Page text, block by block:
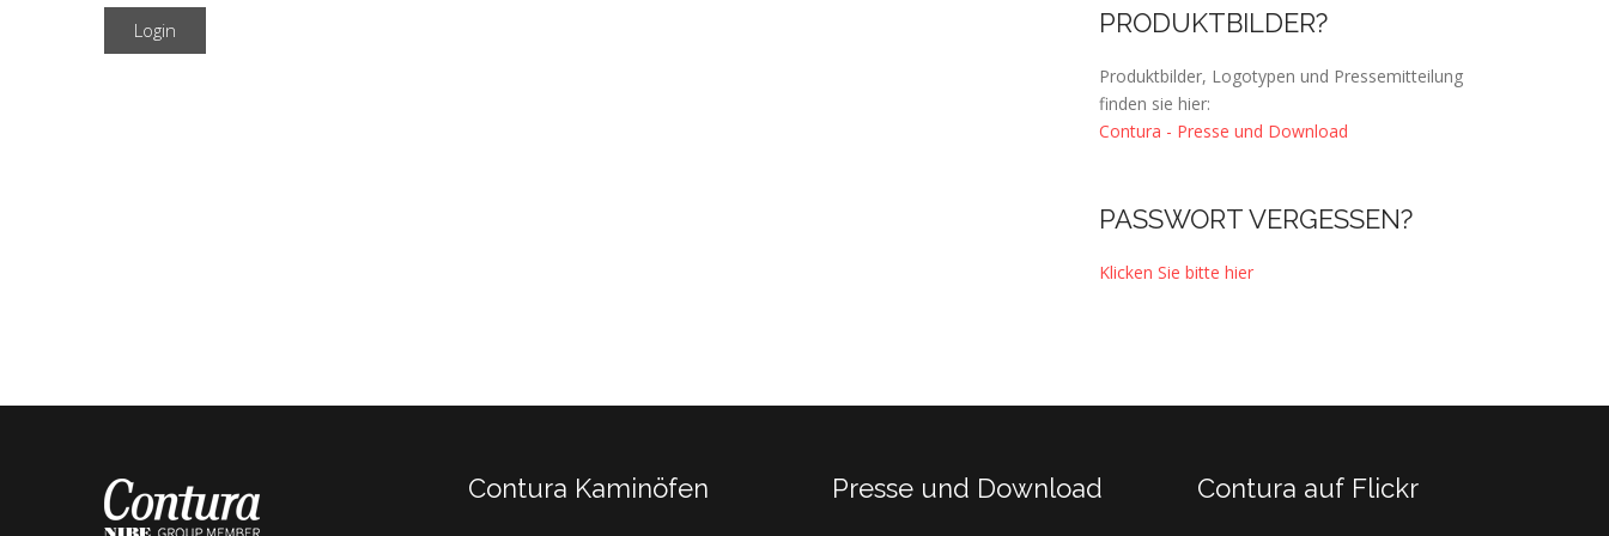
Login PRODUKTBILDER?
Produktbilder, Logotypen und Pressemitteilung
finden sie hier:
Contura - Presse und Download
PASSWORT VERGESSEN?
Klicken Sie bitte hier
Contura Kaminöfen Presse und Download Contura auf Flickr